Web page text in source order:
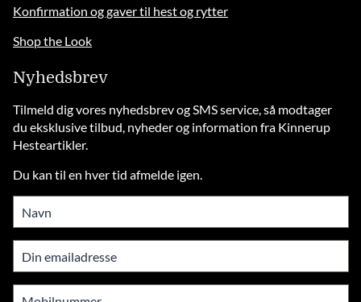
Konfirmation og gaver til hest og rytter
Shop the Look
Nyhedsbrev
Tilmeld dig vores nyhedsbrev og SMS service, så modtager
du eksklusive tilbud, nyheder og information fra Kinnerup
Hesteartikler.
Du kan til en hver tid afmelde igen.